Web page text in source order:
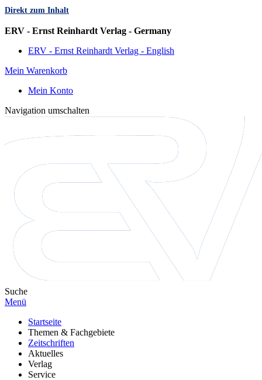
Direkt zum Inhalt
ERV - Ernst Reinhardt Verlag - Germany
ERV - Ernst Reinhardt Verlag - English
Mein Warenkorb
Mein Konto
Navigation umschalten
Suche
Menü
Startseite
Themen & Fachgebiete
Zeitschriften
Aktuelles
Verlag
Service